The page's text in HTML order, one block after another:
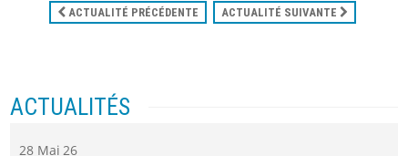
ACTUALITÉ PRÉCÉDENTE ACTUALITÉ SUIVANTE
ACTUALITÉS
28 Mai 26